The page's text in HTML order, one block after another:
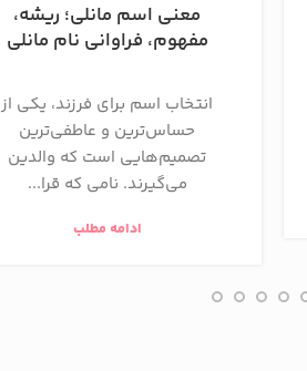
معنی اسم مانلی؛ ریشه،
مفهوم، فراوانی نام مانلی
انتخاب اسم برای فرزند، یکی از
حساس‌ترین و عاطفی‌ترین
تصمیم‌هایی است که والدین
می‌گیرند. نامی که قرا...
ادامه مطلب